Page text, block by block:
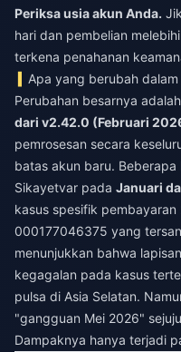
Periksa usia akun Anda.
hari dan pembelian
terkena penahanan
Apa yang berubah
Perubahan besarnya adalah
dari v2.42.0 (Februari
pemrosesan secara
batas akun baru.
Sikayetvar pada Januari
kasus spesifik pembayaran
000177046375 yang
menunjukkan bahwa
kegagalan pada kasus
pulsa di Asia Selatan.
"gangguan Mei 2026"
Dampaknya hanya terjadi